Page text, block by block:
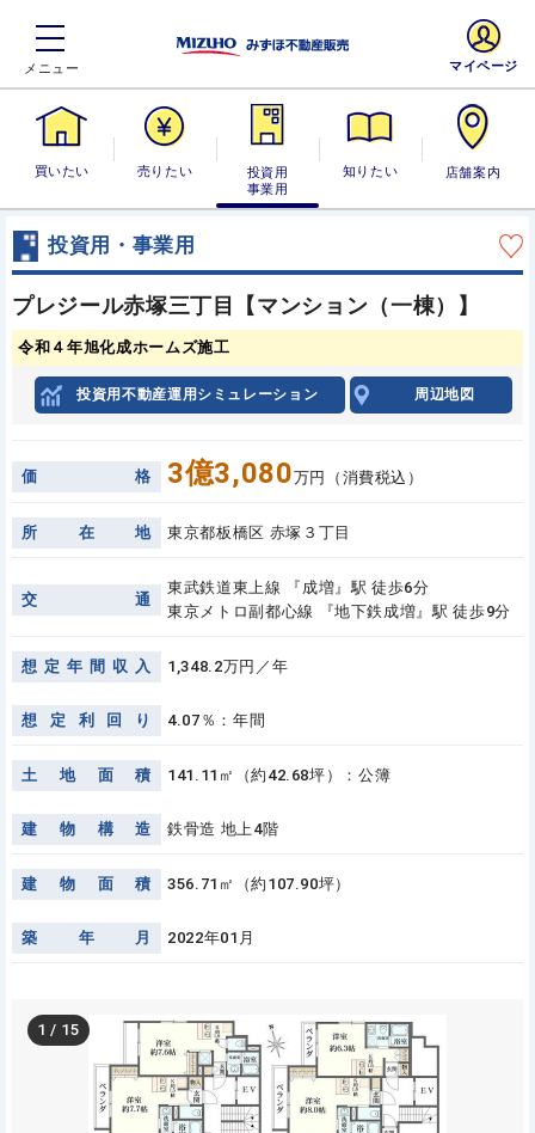
買いたい 売りたい
投資用・事業
用
知りたい 店舗案内
マイページ
投資用・事業用
プレジール赤塚三丁目【マンション（一棟）】
令和４年旭化成ホームズ施工
投資用不動産運用シミュレーション 周辺地図
価 格 3億3,080万円（消費税込）
所 在 地 東京都板橋区 赤塚３丁目
交 通
東武鉄道東上線 『成増』駅 徒歩6分
東京メトロ副都心線 『地下鉄成増』駅 徒歩9分
想 定 年 間 収 入 1,348.2万円／年
想 定 利 回 り 4.07％：年間
土 地 面 積 141.11㎡（約42.68坪）：公簿
建 物 構 造 鉄骨造 地上4階
建 物 面 積 356.71㎡（約107.90坪）
築 年 月 2022年01月
1 / 15